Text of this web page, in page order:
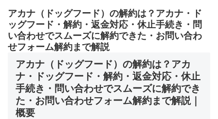
アカナ（ドッグフード）の解約は？アカナ・ド
ッグフード・解約・返金対応・休止手続き・問
い合わせでスムーズに解約できた・お問い合わ
せフォーム解約まで解説
アカナ（ドッグフード）の解約は？アカ
ナ・ドッグフード・解約・返金対応・休止
手続き・問い合わせでスムーズに解約でき
た・お問い合わせフォーム解約まで解説｜
概要